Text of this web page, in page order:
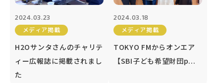
2024.03.23
メディア掲載
H2Oサンタさんのチャリテ
ィー広報誌に掲載されまし
た
2024.03.18
メディア掲載
TOKYO FMからオンエア
【SBI子ども希望財団p...